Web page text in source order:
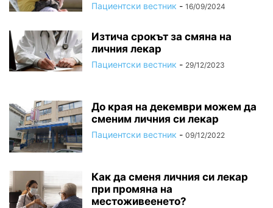
Пациентски вестник - 16/09/2024
Изтича срокът за смяна на
личния лекар
Пациентски вестник - 29/12/2023
До края на декември можем да
сменим личния си лекар
Пациентски вестник - 09/12/2022
Как да сменя личния си лекар
при промяна на
местоживеенето?